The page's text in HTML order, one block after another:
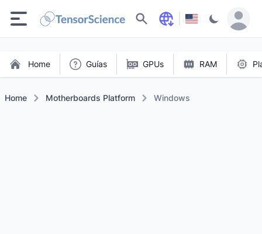
Buscar
Home Guías GPUs RAM
Home Motherboards Platform Windows